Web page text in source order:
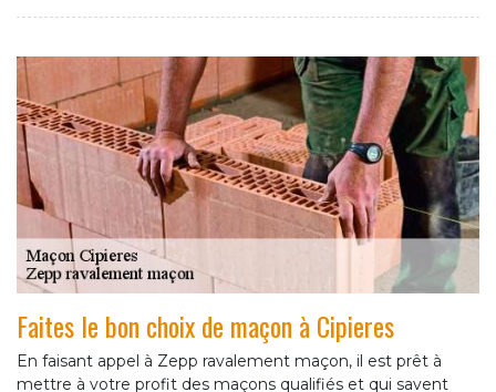
Faites le bon choix de maçon à Cipieres
En faisant appel à Zepp ravalement maçon, il est prêt à
mettre à votre profit des maçons qualifiés et qui savent